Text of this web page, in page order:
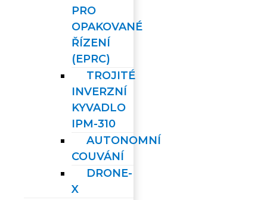
PRO
OPAKOVANÉ
ŘÍZENÍ
(EPRC)
TROJITÉ
INVERZNÍ
KYVADLO
IPM-310
AUTONOMNÍ
COUVÁNÍ
DRONE-
X